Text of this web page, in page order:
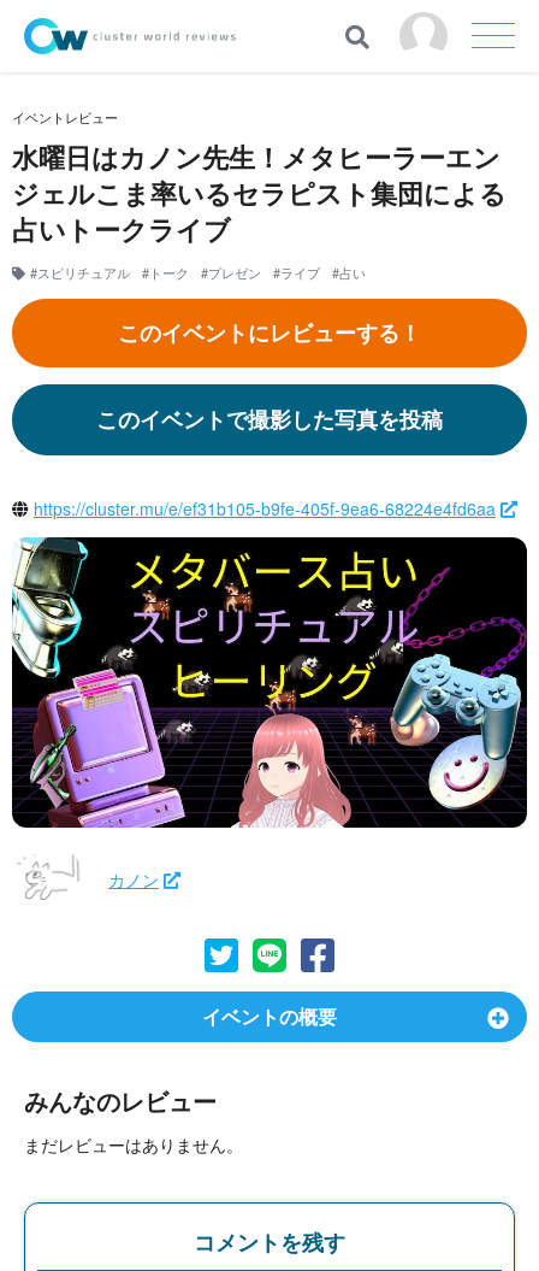
イベントレビュー
水曜日はカノン先生！メタヒーラーエン
ジェルこま率いるセラピスト集団による
占いトークライブ
#スピリチュアル #トーク #プレゼン #ライブ #占い
このイベントにレビューする！
このイベントで撮影した写真を投稿
https://cluster.mu/e/ef31b105-b9fe-405f-9ea6-68224e4fd6aa
カノン
イベントの概要
みんなのレビュー
まだレビューはありません。
コメントを残す